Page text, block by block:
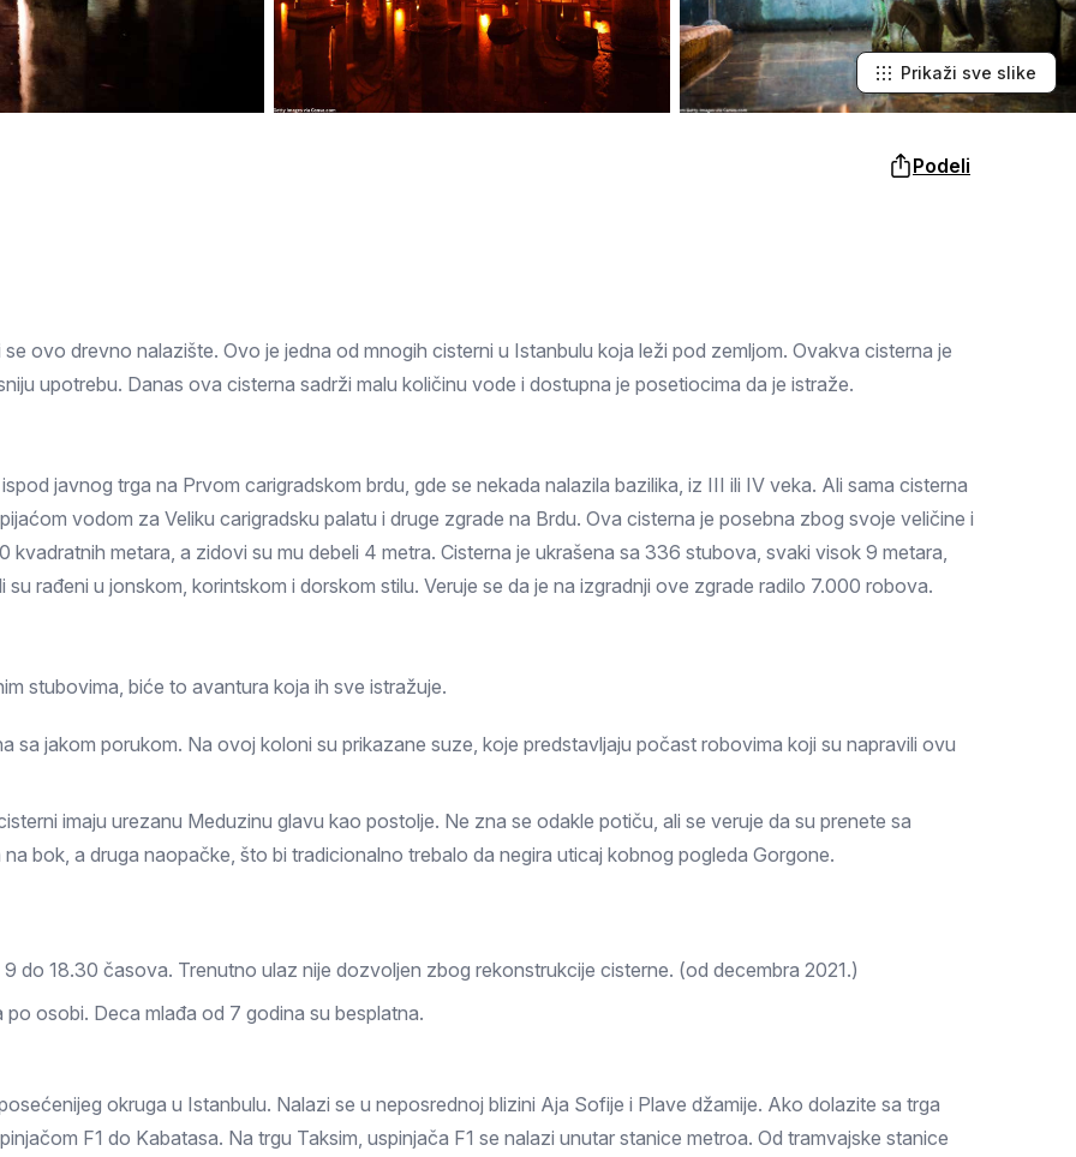
Milanovac Leskovac Zaječar
Bor Senta Vrbas
Sremska
Ljubovija Majdanpek
Golija Bačka Topola Palić
Prokuplje
Prikaži sve slike
Podeli
ovo drevno nalazište. Ovo je jedna od mnogih cisterni u Istanbulu koja leži pod zemljom. Ovakva cisterna je
upotrebu. Danas ova cisterna sadrži malu količinu vode i dostupna je posetiocima da je istraže.
javnog trga na Prvom carigradskom brdu, gde se nekada nalazila bazilika, iz III ili IV veka. Ali sama cisterna
vodom za Veliku carigradsku palatu i druge zgrade na Brdu. Ova cisterna je posebna zbog svoje veličine i
metara, a zidovi su mu debeli 4 metra. Cisterna je ukrašena sa 336 stubova, svaki visok 9 metara,
rađeni u jonskom, korintskom i dorskom stilu. Veruje se da je na izgradnji ove zgrade radilo 7.000 robova.
stubovima, biće to avantura koja ih sve istražuje.
sa jakom porukom. Na ovoj koloni su prikazane suze, koje predstavljaju počast robovima koji su napravili ovu
imaju urezanu Meduzinu glavu kao postolje. Ne zna se odakle potiču, ali se veruje da su prenete sa
bok, a druga naopačke, što bi tradicionalno trebalo da negira uticaj kobnog pogleda Gorgone.
do 18.30 časova. Trenutno ulaz nije dozvoljen zbog rekonstrukcije cisterne. (od decembra 2021.)
osobi. Deca mlađa od 7 godina su besplatna.
okruga u Istanbulu. Nalazi se u neposrednoj blizini Aja Sofije i Plave džamije. Ako dolazite sa trga
F1 do Kabatasa. Na trgu Taksim, uspinjača F1 se nalazi unutar stanice metroa. Od tramvajske stanice